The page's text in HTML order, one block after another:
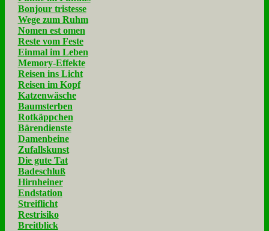
Bonjour tristesse
Wege zum Ruhm
Nomen est omen
Reste vom Feste
Einmal im Leben
Memory-Effekte
Reisen ins Licht
Reisen im Kopf
Katzenwäsche
Baumsterben
Rotkäppchen
Bärendienste
Damenbeine
Zufallskunst
Die gute Tat
Badeschluß
Hirnheiner
Endstation
Streiflicht
Restrisiko
Breitblick